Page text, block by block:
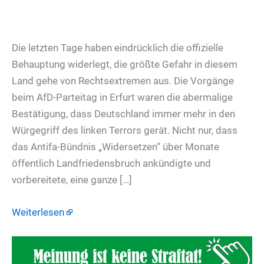
Die letzten Tage haben eindrücklich die offizielle
Behauptung widerlegt, die größte Gefahr in diesem
Land gehe von Rechtsextremen aus. Die Vorgänge
beim AfD-Parteitag in Erfurt waren die abermalige
Bestätigung, dass Deutschland immer mehr in den
Würgegriff des linken Terrors gerät. Nicht nur, dass
das Antifa-Bündnis „Widersetzen“ über Monate
öffentlich Landfriedensbruch ankündigte und
vorbereitete, eine ganze […]
Weiterlesen